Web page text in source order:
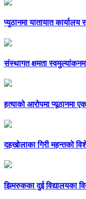
प्युठानमा यातायात कार्यालय
संस्थागत क्षमता
हत्याको आरोपमा प्यूठानमा
दहखोलाका गिरी महन्तको
झिमरुकका दुई विद्यालयका